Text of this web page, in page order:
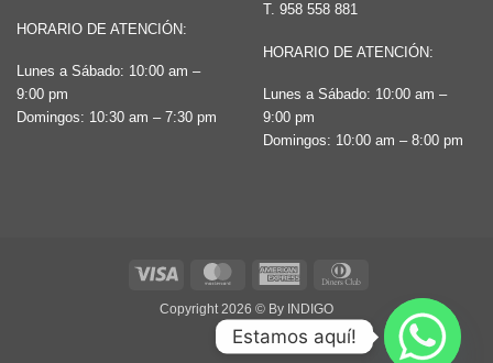
HORARIO DE ATENCIÓN:
Lunes a Sábado: 10:00 am –
9:00 pm
Domingos: 10:30 am – 7:30 pm
T. 958 558 881
HORARIO DE ATENCIÓN:
Lunes a Sábado: 10:00 am –
9:00 pm
Domingos: 10:00 am – 8:00 pm
Visa MasterCard American
Copyright 2026 © By INDIGO
Estamos aquí!